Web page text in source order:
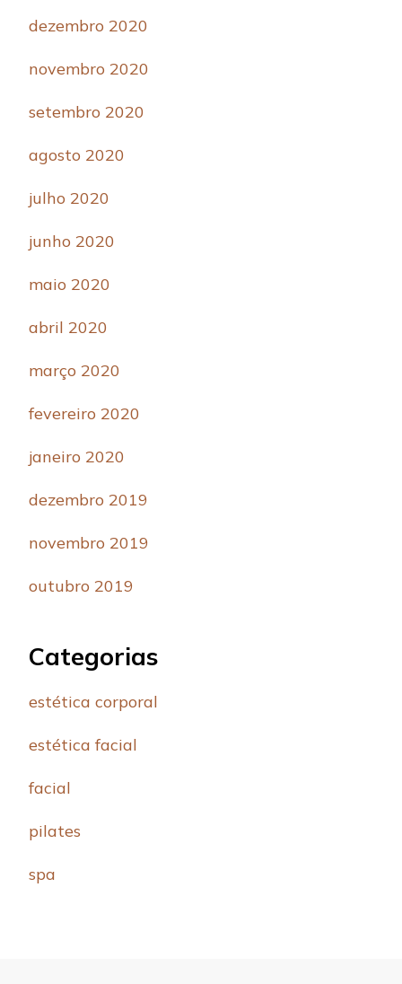
dezembro 2020
novembro 2020
setembro 2020
agosto 2020
julho 2020
junho 2020
maio 2020
abril 2020
março 2020
fevereiro 2020
janeiro 2020
dezembro 2019
novembro 2019
outubro 2019
Categorias
estética corporal
estética facial
facial
pilates
spa